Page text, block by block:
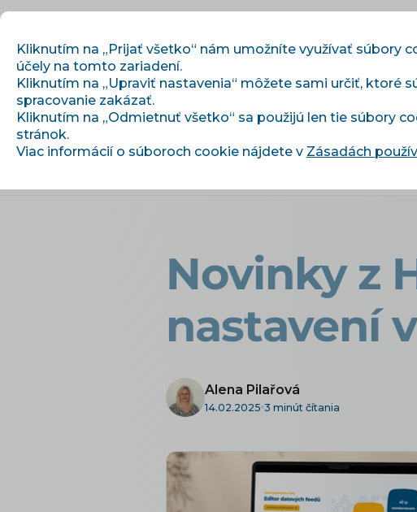
Novinky z
nastavení
Alena Pilařová
14.02.2025 3 minút čítania
Kliknutím na „Prijať všetko“ nám umožníte využívať súbory
účely na tomto zariadení.
Kliknutím na „Upraviť nastavenia“ môžete sami určiť, ktoré
spracovanie zakázať.
Kliknutím na „Odmietnuť všetko“ sa použijú len tie súbory
stránok.
Viac informácií o súboroch cookie nájdete v Zásadách